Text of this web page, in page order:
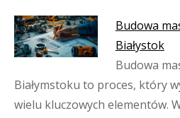
Budowa
Białystok
Budowa
Białymstoku to proces, który
wielu kluczowych elementów.